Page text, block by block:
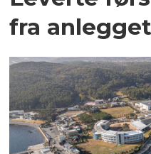
fra anlegget